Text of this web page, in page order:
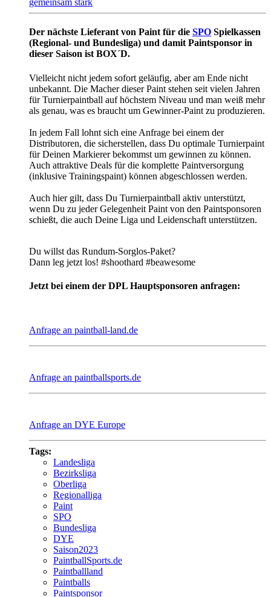
gemeinsam stark
Der nächste Lieferant von Paint für die SPO Spielkassen
(Regional- und Bundesliga) und damit Paintsponsor in
dieser Saison ist BOX´D.
Vielleicht nicht jedem sofort geläufig, aber am Ende nicht
unbekannt. Die Macher dieser Paint stehen seit vielen Jahren
für Turnierpaintball auf höchstem Niveau und man weiß mehr
als genau, was es braucht um Gewinner-Paint zu produzieren.
In jedem Fall lohnt sich eine Anfrage bei einem der
Distributoren, die sicherstellen, dass Du optimale Turnierpaint
für Deinen Markierer bekommst um gewinnen zu können.
Auch attraktive Deals für die komplette Paintversorgung
(inklusive Trainingspaint) können abgeschlossen werden.
Auch hier gilt, dass Du Turnierpaintball aktiv unterstützt,
wenn Du zu jeder Gelegenheit Paint von den Paintsponsoren
schießt, die auch Deine Liga und Leidenschaft unterstützen.
Du willst das Rundum-Sorglos-Paket?
Dann leg jetzt los! #shoothard #beawesome
Jetzt bei einem der DPL Hauptsponsoren anfragen:
Anfrage an paintball-land.de
Anfrage an paintballsports.de
Anfrage an DYE Europe
Tags:
Landesliga
Bezirksliga
Oberliga
Regionalliga
Paint
SPO
Bundesliga
DYE
Saison2023
PaintballSports.de
Paintballland
Paintballs
Paintsponsor